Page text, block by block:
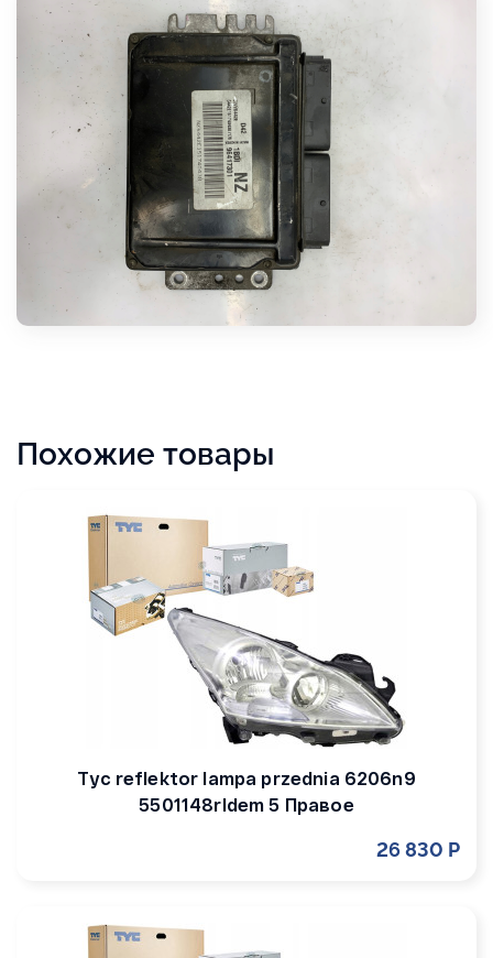
Похожие товары
Tyc reflektor lampa przednia 6206n9
5501148rldem 5 Правое
26 830 Р